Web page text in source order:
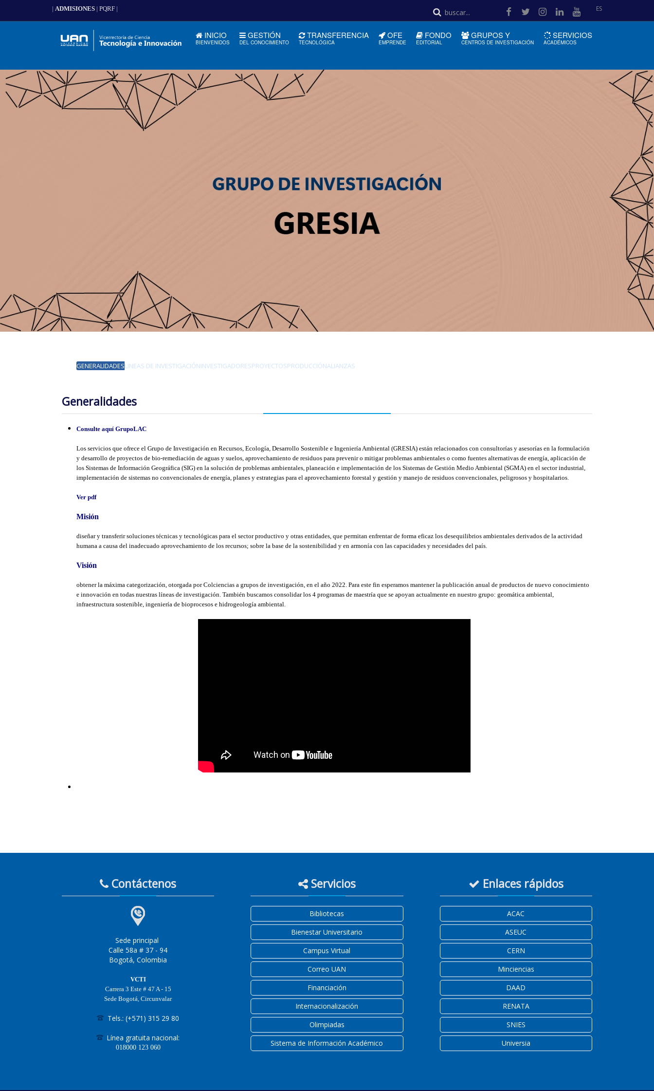
| ADMISIONES | PQRF | ES
INICIO
BIENVENIDOS
GESTIÓN
DEL CONOCIMIENTO
TRANSFERENCIA
TECNOLÓGICA
OFE
EMPRENDE
FONDO
EDITORIAL
GRUPOS Y
CENTROS DE INVESTIGACIÓN
SERVICIOS
ACADÉMICOS
GENERALIDADESLINEAS DE INVESTIGACIÓNINVESTIGADORESPROYECTOSPRODUCCIÓNALIANZAS
Generalidades
Consulte aquí GrupoLAC
Los servicios que ofrece el Grupo de Investigación en Recursos, Ecología, Desarrollo Sostenible e Ingeniería Ambiental (GRESIA) están relacionados con consultorías y asesorías en la formulación
y desarrollo de proyectos de bio-remediación de aguas y suelos, aprovechamiento de residuos para prevenir o mitigar problemas ambientales o como fuentes alternativas de energía, aplicación de
los Sistemas de Información Geográfica (SIG) en la solución de problemas ambientales, planeación e implementación de los Sistemas de Gestión Medio Ambiental (SGMA) en el sector industrial,
implementación de sistemas no convencionales de energía, planes y estrategias para el aprovechamiento forestal y gestión y manejo de residuos convencionales, peligrosos y hospitalarios.
Ver pdf
Misión
diseñar y transferir soluciones técnicas y tecnológicas para el sector productivo y otras entidades, que permitan enfrentar de forma eficaz los desequilibrios ambientales derivados de la actividad
humana a causa del inadecuado aprovechamiento de los recursos; sobre la base de la sostenibilidad y en armonía con las capacidades y necesidades del país.
Visión
obtener la máxima categorización, otorgada por Colciencias a grupos de investigación, en el año 2022. Para este fin esperamos mantener la publicación anual de productos de nuevo conocimiento
e innovación en todas nuestras líneas de investigación. También buscamos consolidar los 4 programas de maestría que se apoyan actualmente en nuestro grupo: geomática ambiental,
infraestructura sostenible, ingeniería de bioprocesos e hidrogeología ambiental.
Contáctenos
Sede principal
Calle 58a # 37 - 94
Bogotá, Colombia
VCTI
Carrera 3 Este # 47 A - 15
Sede Bogotá, Circunvalar
Tels.: (+571) 315 29 80
Línea gratuita nacional:
018000 123 060
Servicios
Bibliotecas
Bienestar Universitario
Campus Virtual
Correo UAN
Financiación
Internacionalización
Olimpiadas
Sistema de Información Académico
Enlaces rápidos
ACAC
ASEUC
CERN
Minciencias
DAAD
RENATA
SNIES
Universia